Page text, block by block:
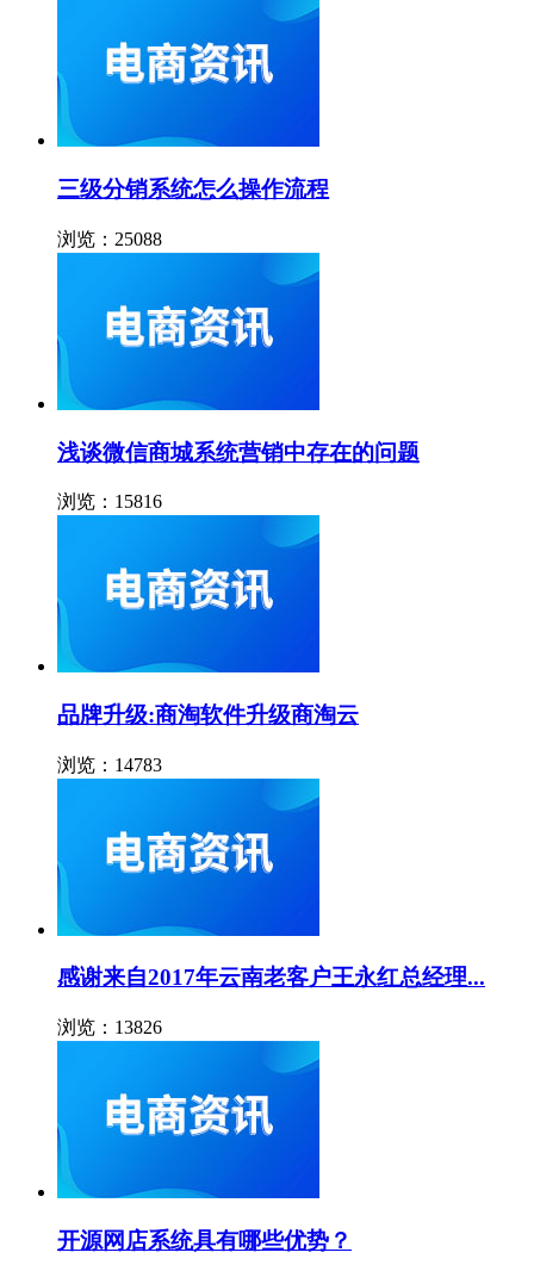
三级分销系统怎么操作流程
浏览：25088
浅谈微信商城系统营销中存在的问题
浏览：15816
品牌升级:商淘软件升级商淘云
浏览：14783
感谢来自2017年云南老客户王永红总经理...
浏览：13826
开源网店系统具有哪些优势？